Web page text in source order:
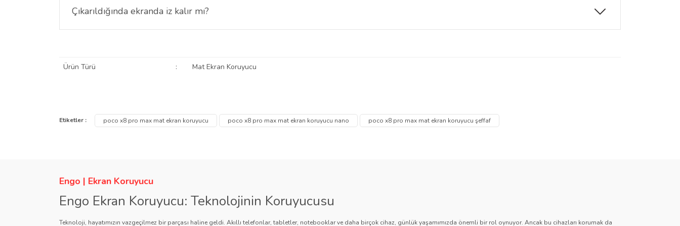
Çıkarıldığında ekranda iz kalır mı?
Hayır. Poco X8 Pro Max mat ekran koruyucu çıkarıldığında yapışkan kalıntı bırakmaz ve ekran yüzeyi temiz kalır.
Ürün Türü : Mat Ekran Koruyucu
Bu ürüne ilk yorumu siz yapın!
Görüş ve önerileriniz için teşekkür ederiz.
Ürün bilgilerinde hatalar bulunuyor.
Ürün fiyatı diğer sitelerden daha pahalı.
Ürün hakkında henüz soru sorulmamış.
Etiketler : poco x8 pro max mat ekran koruyucu poco x8 pro max mat ekran koruyucu nano poco x8 pro max mat ekran koruyucu şeffaf
Engo | Ekran Koruyucu
Engo Ekran Koruyucu: Teknolojinin Koruyucusu
Teknoloji, hayatımızın vazgeçilmez bir parçası haline geldi. Akıllı telefonlar, tabletler, notebooklar ve daha birçok cihaz, günlük yaşamımızda önemli bir rol oynuyor. Ancak bu cihazları korumak da